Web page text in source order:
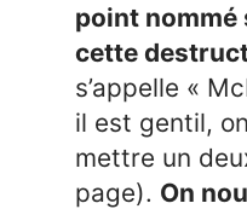
point nommé
cette
s’appelle «
il est gentil,
mettre un
page). On